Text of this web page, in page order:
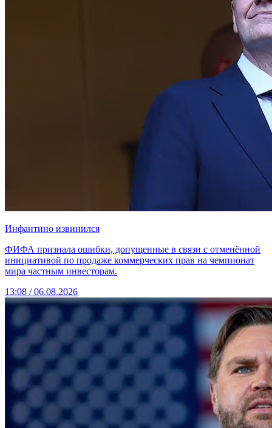
Инфантино извинился
ФИФА признала ошибки, допущенные в связи с отменённой
инициативой по продаже коммерческих прав на чемпионат
мира частным инвесторам.
13:08 / 06.08.2026